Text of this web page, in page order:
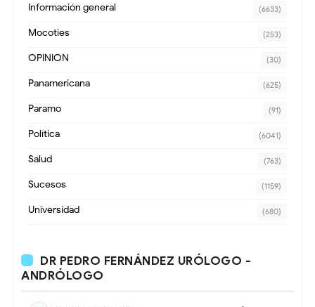
Información general (6633)
Mocoties (253)
OPINION (30)
Panamericana (625)
Paramo (91)
Política (6041)
Salud (763)
Sucesos (1159)
Universidad (680)
DR PEDRO FERNÁNDEZ URÓLOGO -
ANDRÓLOGO